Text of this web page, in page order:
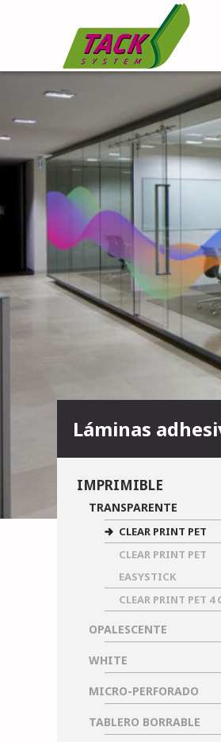
Láminas
IMPRIMIBLE
TRANSPARENTE
CLEAR PRINT PET
CLEAR PRINT PET
EASYSTICK
CLEAR PRINT PET 4
OPALESCENTE
WHITE
MICRO-PERFORADO
TABLERO BORRABLE